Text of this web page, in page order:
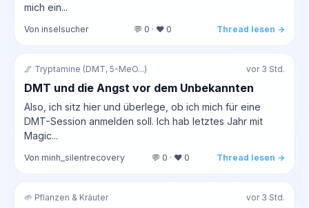
mich ein...
Von inselsucher 💬 0 · ❤️ 0 Thread lesen →
🌌 Tryptamine (DMT, 5-MeO...) vor 3 Std.
DMT und die Angst vor dem Unbekannten
Also, ich sitz hier und überlege, ob ich mich für eine
DMT-Session anmelden soll. Ich hab letztes Jahr mit
Magic...
Von minh_silentrecovery 💬 0 · ❤️ 0 Thread lesen →
🌱 Pflanzen & Kräuter vor 3 Std.